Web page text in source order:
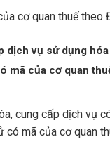
cơ quan thuế
dịch vụ sử dụng
của cơ quan
cung cấp dịch vụ
mã của cơ quan